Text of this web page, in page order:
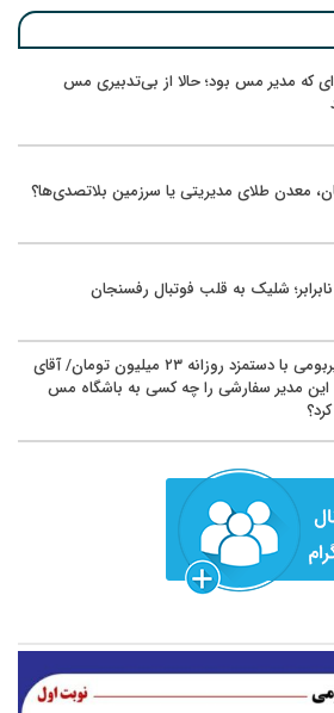
که مدیر مس بود؛ حالا از بی‌تدبیری مس
معدن طلای مدیریتی یا سرزمین بلاتصدی‌ها؟
شلیک به قلب فوتبال رفسنجان
مدیر غیربومی با دستمزد روزانه ۲۳ میلیون تومان/ آقای
این مدیر سفارشی را چه کسی به باشگاه مس